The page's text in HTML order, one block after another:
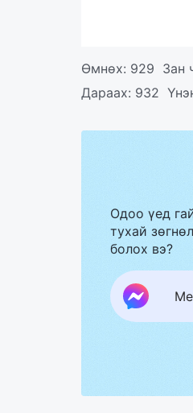
Өмнөх: 929 Зан
Дараах: 932
Одоо үед
тухай
болох вэ?